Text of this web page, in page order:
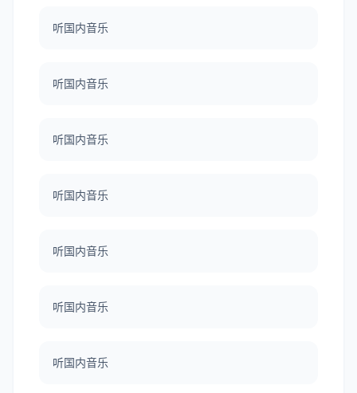
听国内音乐
听国内音乐
听国内音乐
听国内音乐
听国内音乐
听国内音乐
听国内音乐